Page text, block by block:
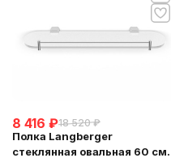
8 416 ₽18 520 ₽
Полка Langberger
стеклянная овальная 60 см